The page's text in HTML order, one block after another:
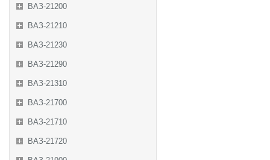
ВАЗ-21200
ВАЗ-21210
ВАЗ-21230
ВАЗ-21290
ВАЗ-21310
ВАЗ-21700
ВАЗ-21710
ВАЗ-21720